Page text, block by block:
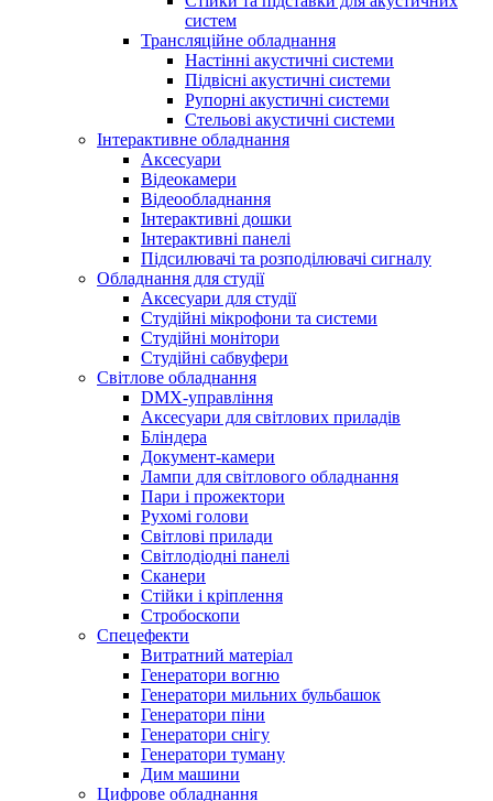
систем
Трансляційне обладнання
Настінні акустичні системи
Підвісні акустичні системи
Рупорні акустичні системи
Стельові акустичні системи
Інтерактивне обладнання
Аксесуари
Відеокамери
Відеообладнання
Інтерактивні дошки
Інтерактивні панелі
Підсилювачі та розподілювачі сигналу
Обладнання для студії
Аксесуари для студії
Студійні мікрофони та системи
Студійні монітори
Студійні сабвуфери
Світлове обладнання
DMX-управління
Аксесуари для світлових приладів
Бліндера
Документ-камери
Лампи для світлового обладнання
Пари і прожектори
Рухомі голови
Світлові прилади
Світлодіодні панелі
Сканери
Стійки і кріплення
Стробоскопи
Спецефекти
Витратний матеріал
Генератори вогню
Генератори мильних бульбашок
Генератори піни
Генератори снігу
Генератори туману
Дим машини
Цифрове обладнання